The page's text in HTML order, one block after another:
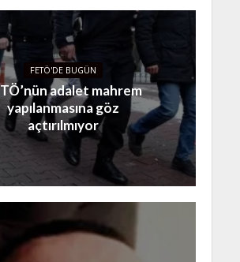
FETÖ'DE BUGÜN
adalet mahrem
yapılanmasına göz
açtırılmıyor